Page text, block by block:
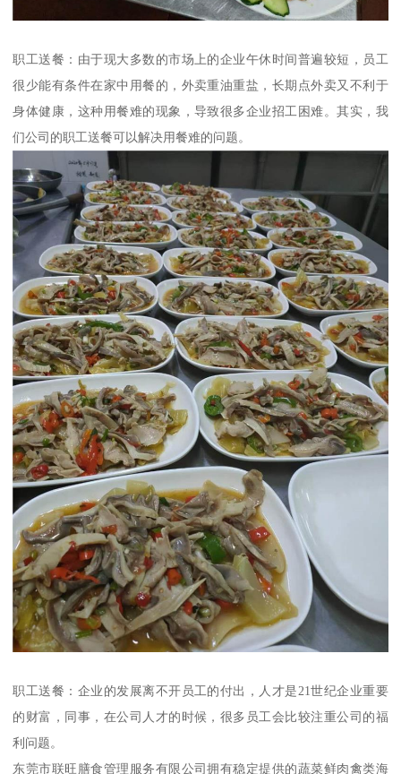
职工送餐：由于现大多数的市场上的企业午休时间普遍较短，员工
很少能有条件在家中用餐的，外卖重油重盐，长期点外卖又不利于
身体健康，这种用餐难的现象，导致很多企业招工困难。其实，我
们公司的职工送餐可以解决用餐难的问题。
职工送餐：企业的发展离不开员工的付出，人才是21世纪企业重要
的财富，同事，在公司人才的时候，很多员工会比较注重公司的福
利问题。
东莞市联旺膳食管理服务有限公司拥有稳定提供的蔬菜鲜肉禽类海